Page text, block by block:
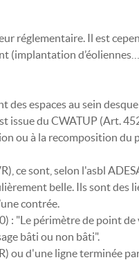
réglementaire. Il est
(implantation
espaces au sein
issue du CWATUP (Art.
ou à la recomposition du
ce sont, selon l'asbl
belle. Ils sont des
contrée.
: "Le périmètre de point de
bâti ou non bâti".
ou d'une ligne terminée